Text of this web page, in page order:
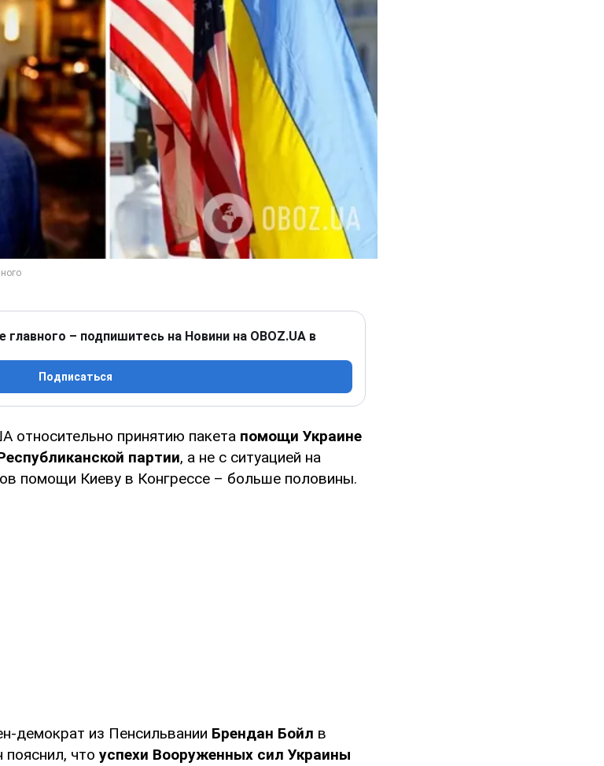
главного – подпишитесь на Новини на OBOZ.UA в
Подписаться
относительно принятию пакета помощи Украине
партии, а не с ситуацией на
помощи Киеву в Конгрессе – больше половины.
демократ из Пенсильвании Брендан Бойл в
пояснил, что успехи Вооруженных сил Украины